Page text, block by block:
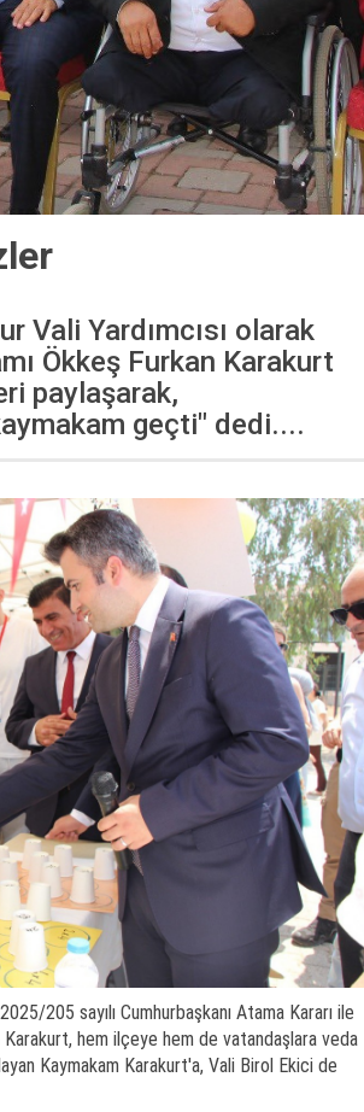
Vali Yardımcısı olarak
Ökkeş Furkan Karakurt
paylaşarak,
geçti" dedi....
205 sayılı Cumhurbaşkanı Atama Kararı ile
Karakurt, hem ilçeye hem de vatandaşlara veda
Kaymakam Karakurt'a, Vali Birol Ekici de